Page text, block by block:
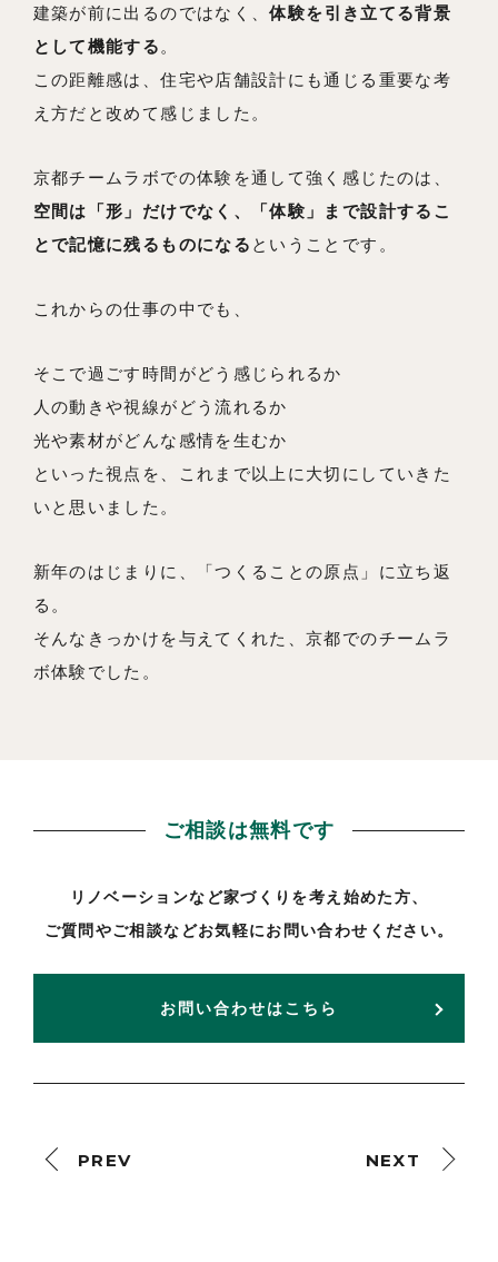
建築が前に出るのではなく、体験を引き立てる背景
として機能する。
この距離感は、住宅や店舗設計にも通じる重要な考
え方だと改めて感じました。
京都チームラボでの体験を通して強く感じたのは、
空間は「形」だけでなく、「体験」まで設計するこ
とで記憶に残るものになる ということです。
これからの仕事の中でも、
そこで過ごす時間がどう感じられるか
人の動きや視線がどう流れるか
光や素材がどんな感情を生むか
といった視点を、これまで以上に大切にしていきた
いと思いました。
新年のはじまりに、「つくることの原点」に立ち返
る。
そんなきっかけを与えてくれた、京都でのチームラ
ボ体験でした。
ご相談は無料です
リノベーションなど家づくりを考え始めた方、
ご質問やご相談などお気軽にお問い合わせください。
お問い合わせはこちら
PREV NEXT